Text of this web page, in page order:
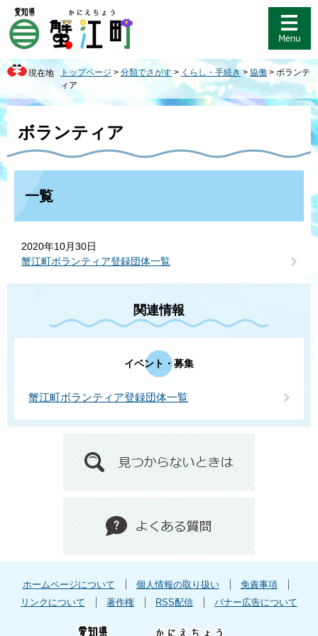
ジ
先
で
す
。
ュ
を
ば
し
て
本
文
へ
現在地 トップページ > 分類でさがす > くらし・手続き > 協働 > ボランテ
ィア
ボランティア
一覧
2020年10月30日
蟹江町ボランティア登録団体一覧
関連情報
イベント・募集
蟹江町ボランティア登録団体一覧
ホームページについて 個人情報の取り扱い
免責事項
リンクについて
著作権 RSS配信 バナー広告について